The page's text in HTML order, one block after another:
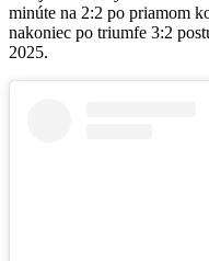
minúte na 2:2 po priamom
nakoniec po triumfe 3:2
2025.